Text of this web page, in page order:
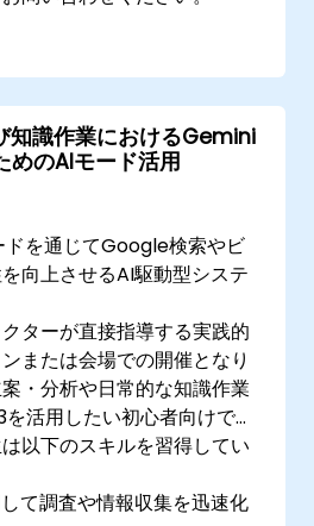
知識作業におけるGemini
めのAIモード活用
を通じてGoogle検索やビ
向上させるAI駆動型システ
ターが直接指導する実践的
または会場での開催となり
・分析や日常的な知識作業
活用したい初心者向けで
以下のスキルを習得してい
て調査や情報収集を迅速化